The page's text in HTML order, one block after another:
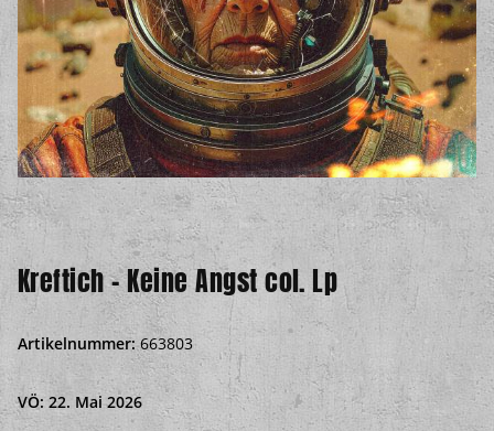
Kreftich - Keine Angst col. Lp
Artikelnummer:663803
VÖ: 22. Mai 2026